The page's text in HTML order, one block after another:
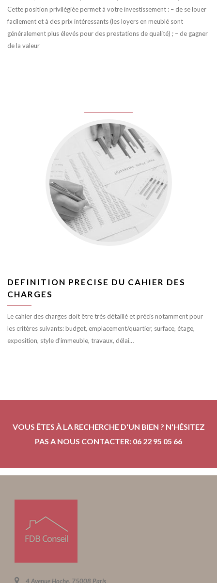
Cette position privilégiée permet à votre investissement : – de se louer
facilement et à des prix intéressants (les loyers en meublé sont
généralement plus élevés pour des prestations de qualité) ; – de gagner
de la valeur
DEFINITION PRECISE DU CAHIER DES
CHARGES
Le cahier des charges doit être très détaillé et précis notamment pour
les critères suivants: budget, emplacement/quartier, surface, étage,
exposition, style d’immeuble, travaux, délai…
VOUS ÊTES À LA RECHERCHE D'UN BIEN ? N'HÉSITEZ
PAS A NOUS CONTACTER: 06 22 95 05 66
4 Avenue Hoche, 75008 Paris